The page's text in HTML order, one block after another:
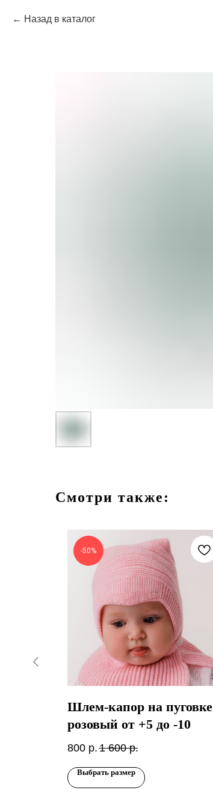
Назад в каталог
Смотри также:
-50%
Шлем-капор на пуговке
розовый от +5 до -10
800 р. 1 600 р.
Выбрать размер